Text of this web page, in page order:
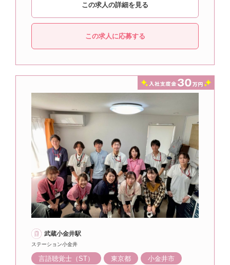
この求人の詳細を見る
この求人に応募する
武蔵小金井駅
ステーション小金井
言語聴覚士（ST） 東京都 小金井市